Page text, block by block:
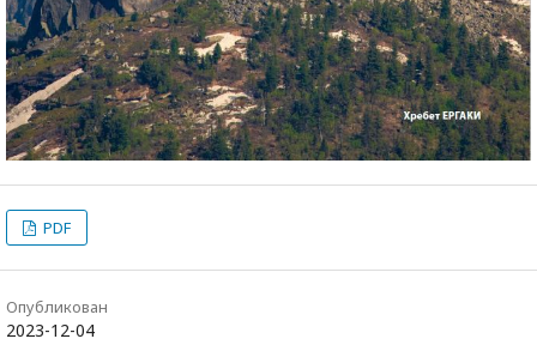
PDF
Опубликован
2023-12-04